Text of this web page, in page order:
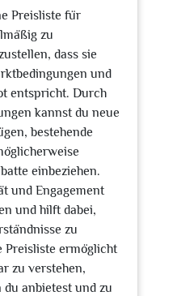
Preisliste für
zu
dass sie
und
entspricht. Durch
kannst du neue
bestehende
einbeziehen.
und Engagement
und hilft dabei,
zu
Preisliste ermöglicht
zu verstehen,
anbietest und zu